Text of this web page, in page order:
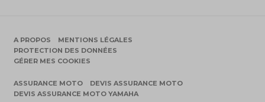
A PROPOS
MENTIONS LÉGALES
PROTECTION DES DONNÉES
GÉRER MES COOKIES
ASSURANCE MOTO
DEVIS ASSURANCE MOTO
DEVIS ASSURANCE MOTO YAMAHA